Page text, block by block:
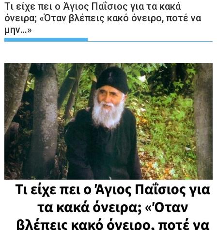
Τι είχε πει ο Άγιος Παΐσιος για τα κακά
όνειρα; «Όταν βλέπεις κακό όνειρο, ποτέ να
μην…»